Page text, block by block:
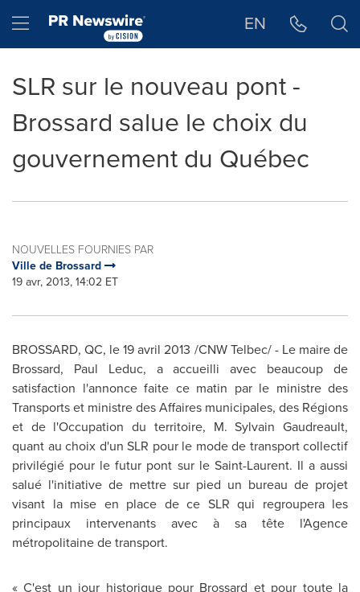
Hamburger menu EN
SLR sur le nouveau pont -
Brossard salue le choix du
gouvernement du Québec
NOUVELLES FOURNIES PAR
Ville de Brossard
19 avr, 2013, 14:02 ET
BROSSARD, QC, le 19 avril 2013 /CNW Telbec/ - Le maire de
Brossard, Paul Leduc, a accueilli avec beaucoup de
satisfaction l'annonce faite ce matin par le ministre des
Transports et ministre des Affaires municipales, des Régions
et de l'Occupation du territoire, M. Sylvain Gaudreault,
quant au choix d'un SLR pour le mode de transport collectif
privilégié pour le futur pont sur le Saint-Laurent. Il a aussi
salué l'initiative de mettre sur pied un bureau de projet
visant la mise en place de ce SLR qui regroupera les
principaux intervenants avec à sa tête l'Agence
métropolitaine de transport.
« C'est un jour historique pour Brossard et pour toute la